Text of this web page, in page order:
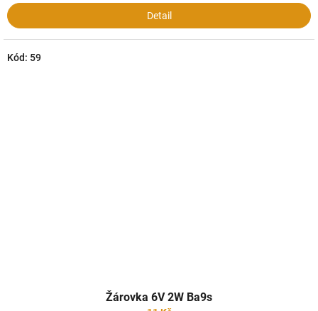
Detail
Žárovka 6V 2W Ba9s
Kód: 59